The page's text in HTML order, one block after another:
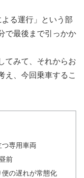
る運行」という部
で最後まで引っかか
てみて、それからお
え、今回乗車するこ
専用車両
前
の遅れが常態化